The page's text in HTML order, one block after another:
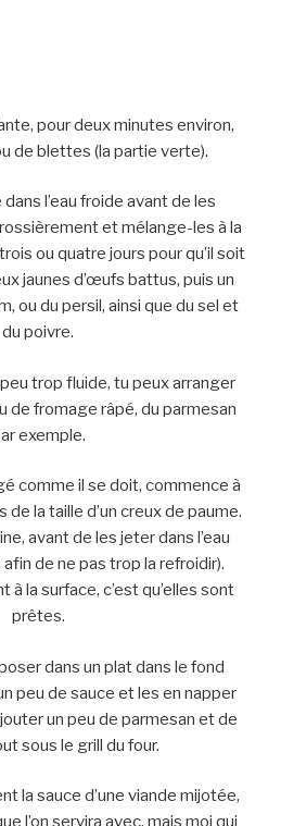
pour deux minutes environ,
de blettes (la partie verte).
l’eau froide avant de les
et mélange-les à la
ou quatre jours pour qu’il soit
jaunes d’œufs battus, puis un
ou du persil, ainsi que du sel et
du poivre.
trop fluide, tu peux arranger
de fromage râpé, du parmesan
exemple.
comme il se doit, commence à
la taille d’un creux de paume.
avant de les jeter dans l’eau
de ne pas trop la refroidir).
à la surface, c’est qu’elles sont
prêtes.
dans un plat dans le fond
peu de sauce et les en napper
un peu de parmesan et de
sous le grill du four.
la sauce d’une viande mijotée,
l’on servira avec, mais moi qui